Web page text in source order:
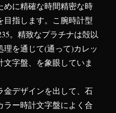
めに精確な時間精密な時
目指します。こ腕時計型
。精致なプラチナは殻以
を通じて(通って)カレッ
字盤、を象眼していま
金デザインを出して、石
ラー時計文字盤によく合